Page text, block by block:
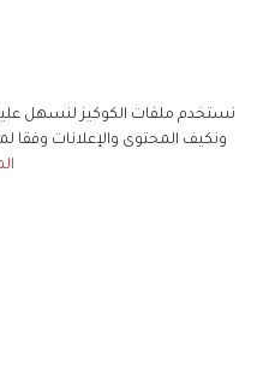
نستخدم ملفات الكوكيز لنسهل
ونكيف المحتوى والإعلانات وفقا